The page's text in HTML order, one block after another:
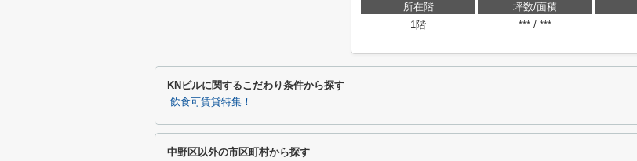
所在階 坪数/面積
1階
*** / ***
KNビルに関するこだわり条件から探す
飲食可賃貸特集！
中野区以外の市区町村から探す